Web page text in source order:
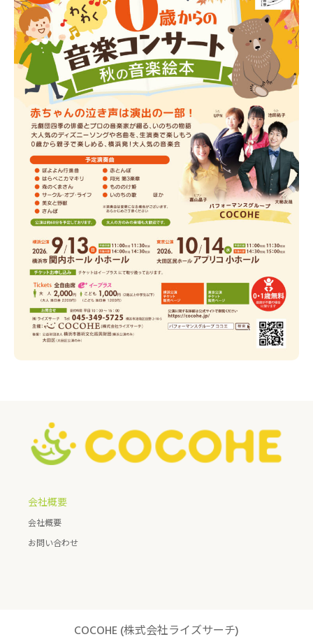
会社概要
会社概要
お問い合わせ
COCOHE (株式会社ライズサーチ)